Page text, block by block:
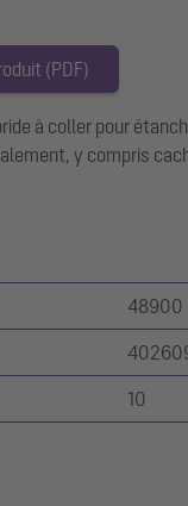
(PDF)
à coller pour
y compris
48900
10